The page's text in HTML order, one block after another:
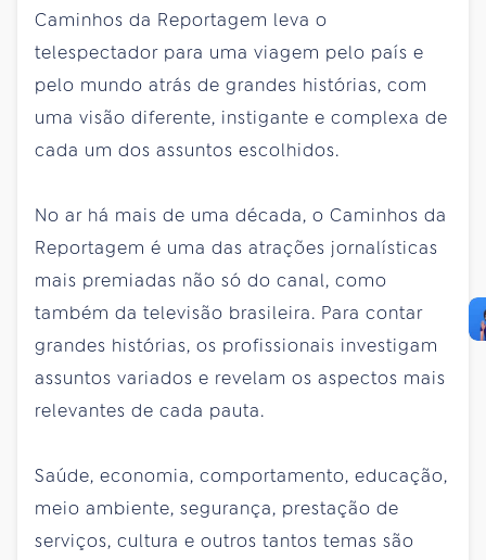
Caminhos da Reportagem leva o
telespectador para uma viagem pelo país e
pelo mundo atrás de grandes histórias, com
uma visão diferente, instigante e complexa de
cada um dos assuntos escolhidos.
No ar há mais de uma década, o Caminhos da
Reportagem é uma das atrações jornalísticas
mais premiadas não só do canal, como
também da televisão brasileira. Para contar
grandes histórias, os profissionais investigam
assuntos variados e revelam os aspectos mais
relevantes de cada pauta.
Saúde, economia, comportamento, educação,
meio ambiente, segurança, prestação de
serviços, cultura e outros tantos temas são